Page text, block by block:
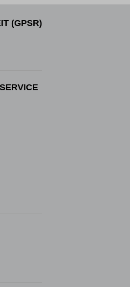
(GPSR)